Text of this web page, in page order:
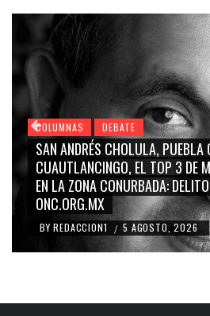
COLUMNAS DEBATE
GRACE PALOMARES, NAY
CARMEN SALINAS “LA
BLANCO, SILVIA PINAL: LA
RIDICULIZACIÓN DE LA
BY REDACCION1 / 4 AGOSTO, 2026